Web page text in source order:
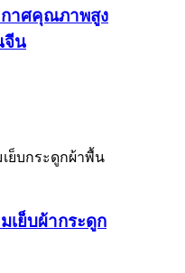
าศคุณภาพสูง
จีน
เย็บผ้ากระดูก